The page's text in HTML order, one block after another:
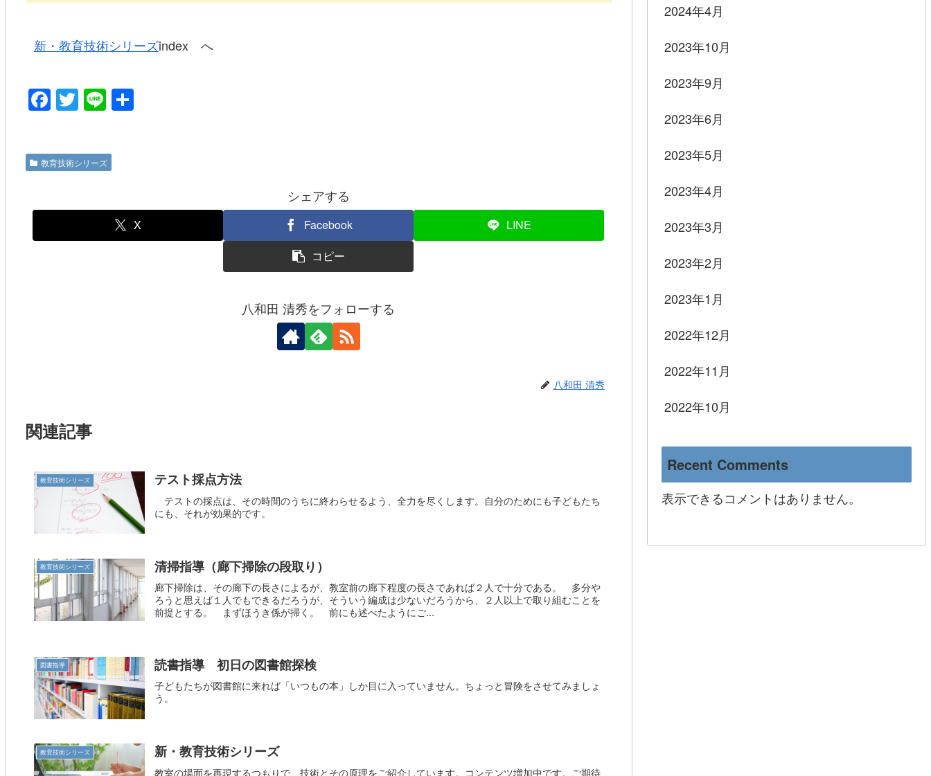
新・教育技術シリーズindex へ
F
a
e
o
o
T
wi
er
Li
n
共
教育技術シリーズ
シェアする
X Facebook
LINE
コピー
八和田 清秀をフォローする
八和田 清秀
関連記事
教育技術シリーズ テスト採点方法
テストの採点は、その時間のうちに終わらせるよう、全力を尽くします。自分のためにも子どもたち
にも、それが効果的です。
教育技術シリーズ 清掃指導（廊下掃除の段取り）
廊下掃除は、その廊下の長さによるが、教室前の廊下程度の長さであれば２人で十分である。 多分や
ろうと思えば１人でもできるだろうが、そういう編成は少ないだろうから、２人以上で取り組むことを
前提とする。 まずほうき係が掃く。 前にも述べたようにご...
図書指導 読書指導 初日の図書館探検
子どもたちが図書館に来れば「いつもの本」しか目に入っていません。ちょっと冒険をさせてみましょ
う。
教育技術シリーズ 新・教育技術シリーズ
教室の場面を再現するつもりで、技術とその原理をご紹介しています。コンテンツ増加中です。ご期待
2024年4月
2023年10月
2023年9月
2023年6月
2023年5月
2023年4月
2023年3月
2023年2月
2023年1月
2022年12月
2022年11月
2022年10月
Recent Comments
表示できるコメントはありません。